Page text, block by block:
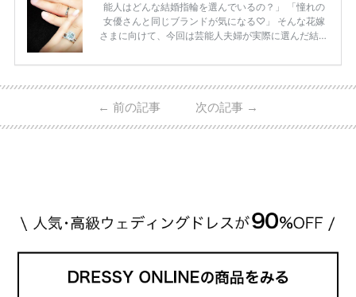
能人はどんな結婚指輪を選んでいるの？」 「憧れの
女優さんと同じブランドが気になる♡」 そんな花嫁
さまに向けて、今回は芸能人夫婦が実際に選んだ結婚
ーウィンストンやカルティエ、ティファニーなど世界
日本で人気のブランドまで幅広くご紹介。 さらに、
・愛用している芸能人夫婦 ・リングの特徴や魅力 ・
← 前の記事 次の記事 →